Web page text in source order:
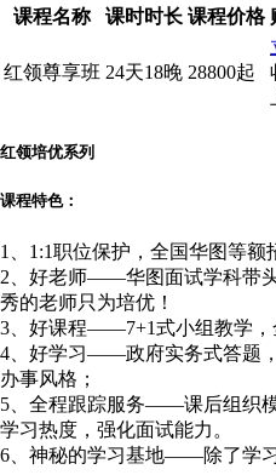
课程名称 课时时长 课程价格
红领尊享班 24天18晚 28800起
红领培优系列
课程特色：
1、1:1职位保护，全国华图等额
2、好老师——华图面试学科带
秀的老师只为培优！
3、好课程——7+1式小组教学，
4、好学习——政府实务式答题
办事风格；
5、全程跟踪服务——课后组织
学习热度，强化面试能力。
6、神秘的学习基地——除了学